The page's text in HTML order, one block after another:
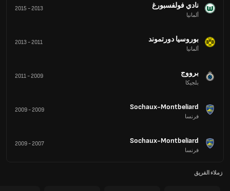
نادي فولفسبورغ
ألمانيا
2013
-
2015
بوروسيا دورتموند
ألمانيا
2011
-
2013
برووج
بلجيكا
2009
-
2011
Sochaux-Montbeliard
فرنسا
2009
-
2009
Sochaux-Montbeliard
فرنسا
2007
-
2009
زملاء الفريق